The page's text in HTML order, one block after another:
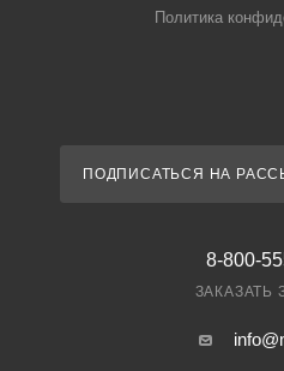
Политика
ПОДПИСАТЬСЯ НА
8-800-
ЗАКАЗАТЬ